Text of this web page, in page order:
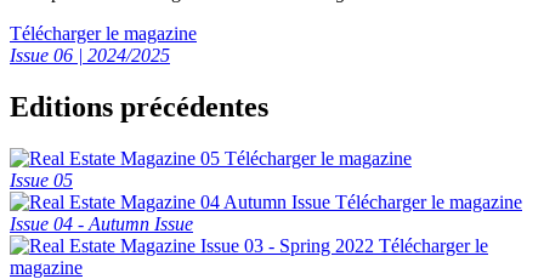
Télécharger le magazine
Issue 06 | 2024/2025
Editions précédentes
Télécharger le magazine
Issue 05
Télécharger le magazine
Issue 04 - Autumn Issue
Télécharger le
magazine